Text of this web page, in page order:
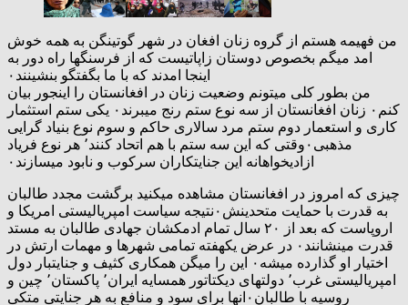
من فهیمه هستم از گروه زنان افغان در شهر گوتینگن به همه خوش
امد میگم بخصوص دوستان زاپاتیست که از فرسنگها راه دور به
اینجا امدند که با ما بگفتگو بنشینند۰
من بطور کلی میتونم وضعیت زنان در افغانستان را اینجور بیان
کنم۰ زنان افغانستان از سه نوع ستم رنج میبرند۰ یکی ستم استثمار
کاری و استعمار دوم ستم مرد سالاری حاکم و سوم نوع بنیاد گرایی
مذهبی۰وقتی که این سه ستم با هم اتحاد کنند٬ هر نوع فریاد
ازادیخواهانه این جنایتکاران سرکوب و نابود میسازند۰
چیزی که امروز در افغانستان مشاهده میکنید برگشت مجدد طالبان
به قدرت با حمایت متحدینش۰نتیجه سیاست امپریالیستی امریکا و
اروپاست که بعد از ۲۰ سال تمام ادمکشان جهادی طالبان به مستد
قدرت مینشانند۰ در عرض یکهفته تمامی شهرها و مهمات ارتش در
اختیار او گذارده میشه۰ این را میگن همکاری کثیف و جنایتبار دول
امپریالیستی غرب٬ دولتهای دیکتاتور همسایه ایران٬ پاکستان٬ چین و
روسیه با طالبان۰انها برای سود و منافع به هر جنایتی متکی